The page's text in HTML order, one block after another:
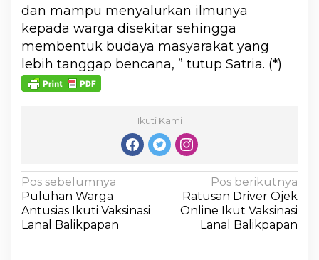
dan mampu menyalurkan ilmunya
kepada warga disekitar sehingga
membentuk budaya masyarakat yang
lebih tanggap bencana, ” tutup Satria. (*)
Ikuti Kami
Pos sebelumnya
Puluhan Warga
Antusias Ikuti Vaksinasi
Lanal Balikpapan
Pos berikutnya
Ratusan Driver Ojek
Online Ikut Vaksinasi
Lanal Balikpapan